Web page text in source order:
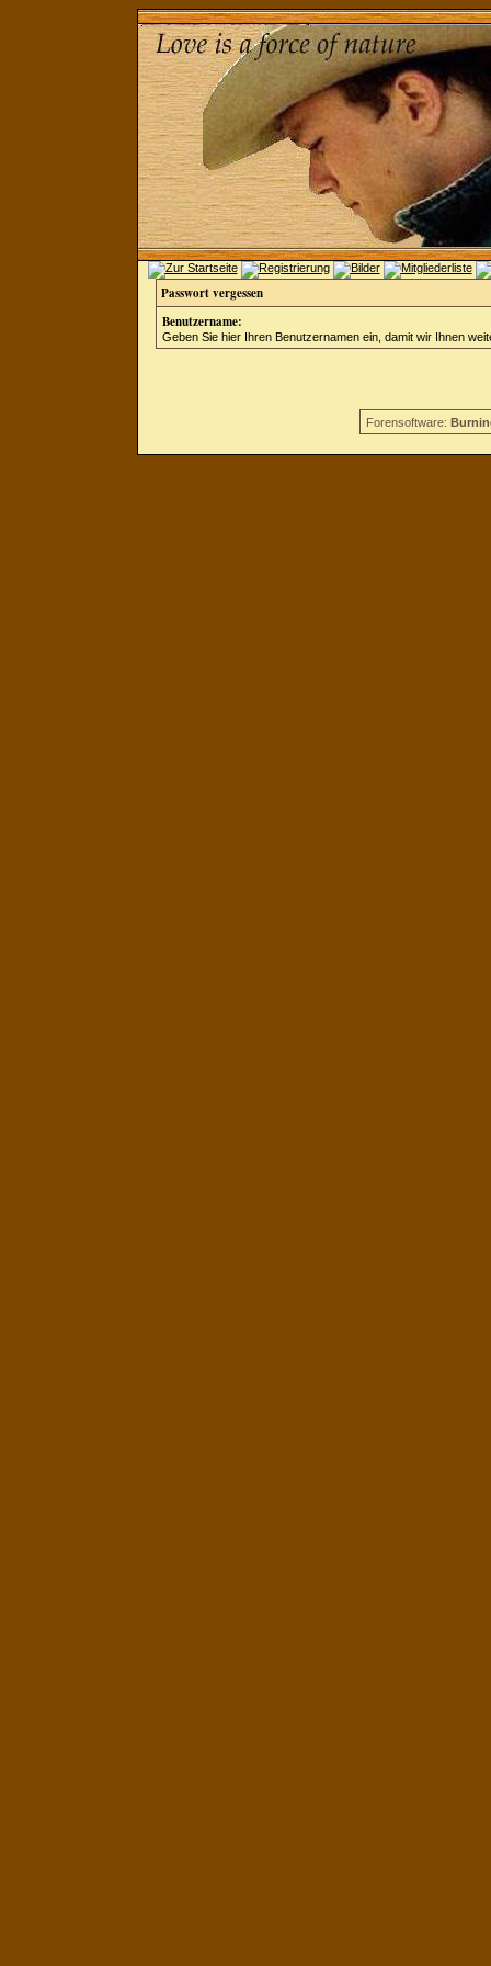
Passwort vergessen
Benutzername:
Geben Sie hier Ihren Benutzernamen ein, damit wir Ihnen
Forensoftware: